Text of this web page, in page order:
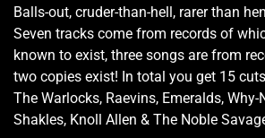
Balls-out, cruder-than-hell, rarer than
Seven tracks come from records of
known to exist, three songs are from
two copies exist! In total you get 15
The Warlocks, Raevins, Emeralds,
Shakles, Knoll Allen & The Noble